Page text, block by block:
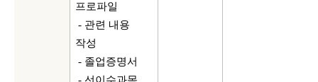
프로파일
- 관련 내용
작성
- 졸업증명서